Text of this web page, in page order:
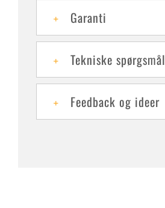
Garanti
Tekniske spørgsmål
Feedback og ideer